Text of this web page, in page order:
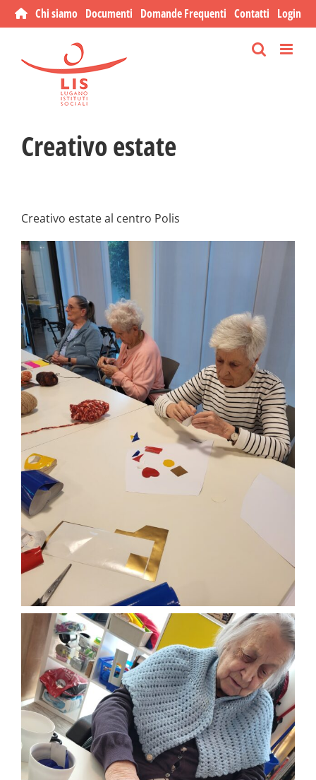
Salta
al
Chi siamo Documenti Domande Frequenti Contatti Login
Creativo estate
Creativo estate al centro Polis